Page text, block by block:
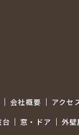
会社概要 アクセ
台 窓・ドア
外壁